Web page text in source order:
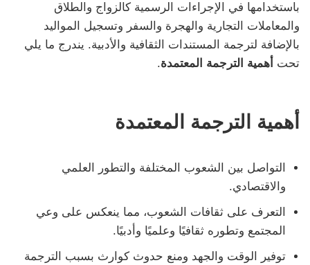
باستخدامها في الإجراءات الرسمية كالزواج والطلاق
والمعاملات التجارية والهجرة والسفر وتسجيل المواليد
بالإضافة لترجمة المستندات الثقافية والأدبية. يندرج ما يلي
تحت أهمية الترجمة المعتمدة.
أهمية الترجمة المعتمدة
التواصل بين الشعوب المختلفة والتطور العلمي
والاقتصادي.
التعرف على ثقافات الشعوب، مما ينعكس على وعي
المجتمع وتطوره ثقافيًا وعلميًا وأدبيًا.
توفير الوقت والجهد ومنع حدوث كوارث بسبب الترجمة